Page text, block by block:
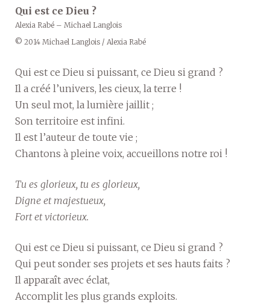
Qui est ce Dieu ?
Alexia Rabé – Michael Langlois
© 2014 Michael Langlois / Alexia Rabé
Qui est ce Dieu si puissant, ce Dieu si grand ?
Il a créé l’univers, les cieux, la terre !
Un seul mot, la lumière jaillit ;
Son territoire est infini.
Il est l’auteur de toute vie ;
Chantons à pleine voix, accueillons notre roi !
Tu es glorieux, tu es glorieux,
Digne et majestueux,
Fort et victorieux.
Qui est ce Dieu si puissant, ce Dieu si grand ?
Qui peut sonder ses projets et ses hauts faits ?
Il apparaît avec éclat,
Accomplit les plus grands exploits.